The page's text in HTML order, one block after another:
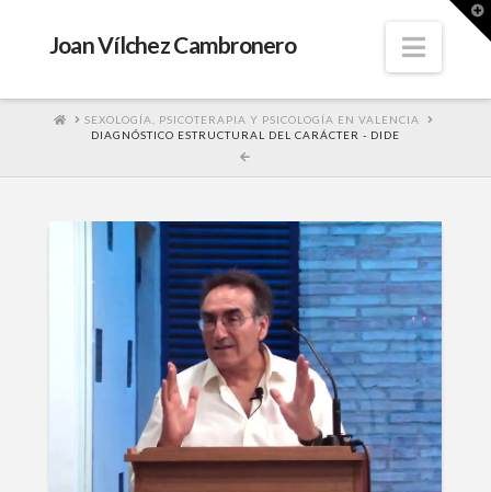
Joan Vílchez Cambronero
HOMESEXOLOGÍA, PSICOTERAPIA Y PSICOLOGÍA EN VALENCIA
DIAGNÓSTICO ESTRUCTURAL DEL CARÁCTER - DIDE